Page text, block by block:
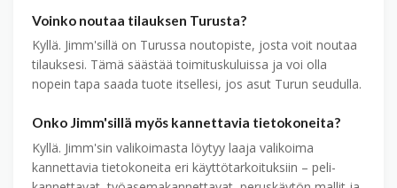
Voinko noutaa tilauksen Turusta?
Kyllä. Jimm'sillä on Turussa noutopiste, josta voit noutaa
tilauksesi. Tämä säästää toimituskuluissa ja voi olla
nopein tapa saada tuote itsellesi, jos asut Turun seudulla.
Onko Jimm'sillä myös kannettavia tietokoneita?
Kyllä. Jimm'sin valikoimasta löytyy laaja valikoima
kannettavia tietokoneita eri käyttötarkoituksiin – peli­